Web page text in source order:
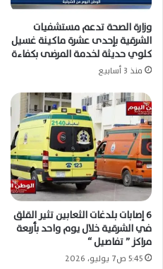
وزارة الصحة تدعم مستشفيات
الشرقية بإحدى عشرة ماكينة غسيل
كلوي حديثة لخدمة المرضى بكفاءة
منذ 3 أسابيع
6 إصابات بلدغات الثعابين تثير القلق
في الشرقية خلال يوم واحد بأربعة
مراكز ” تفاصيل “
5:45 ص7 يوليو، 2026